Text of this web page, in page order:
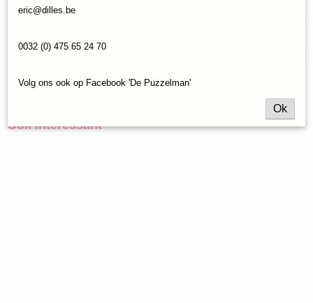
Speelduur 30 à 45 minuten
Ook interessant
eric@dilles.be
0032 (0) 475 65 24 70
Volg ons ook op Facebook 'De Puzzelman'
Ok